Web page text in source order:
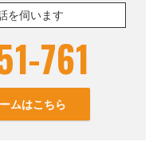
わ
を伺います
761
ムはこちら